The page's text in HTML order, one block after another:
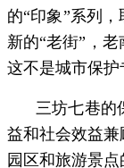
的“印象”系列
新的“老街”，
这不是城市保护
三坊七巷的
益和社会效益
园区和旅游景